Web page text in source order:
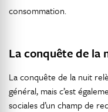
consommation.
La conquête de la
La conquête de la nuit
général, mais c’est
sociales d’un champ de